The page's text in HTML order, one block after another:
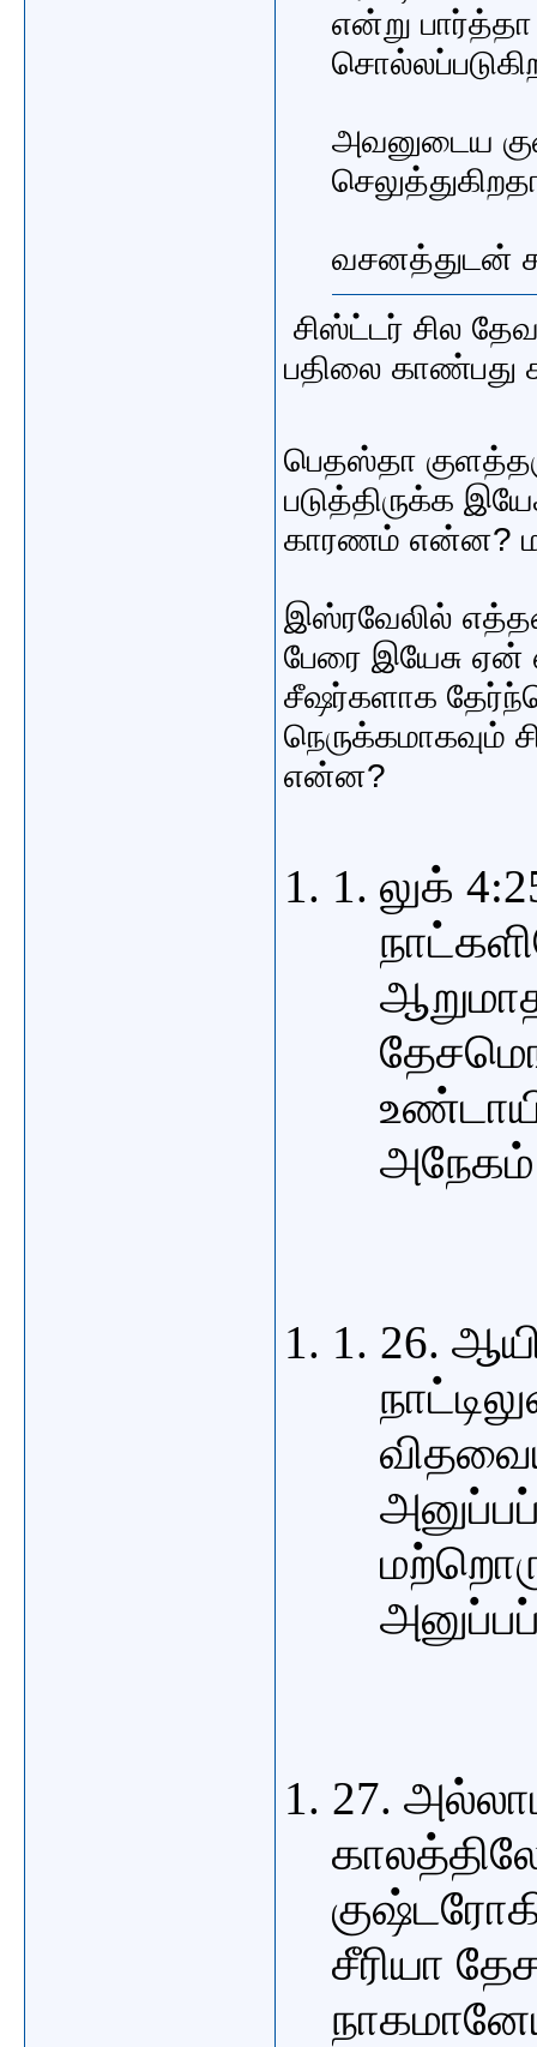
என்று
அவனுடைய
வசனத்துடன்
சிஸ்ட்டர் சில
பதிலை காண்பது
பெதஸ்தா
படுத்திருக்க
காரணம் என்ன?
இஸ்ரவேலில்
பேரை இயேசு ஏன்
சீஷர்களாக
நெருக்கமாகவும்
என்ன?
லுக்
26.
27.
சீரியா